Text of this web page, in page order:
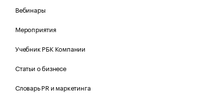
Вебинары
Мероприятия
Учебник РБК Компании
Статьи о бизнесе
Словарь PR и маркетинга